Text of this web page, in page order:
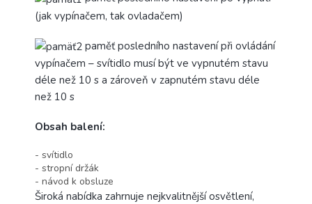
(jak vypínačem, tak ovladačem)
paměť posledního nastavení při ovládání
vypínačem – svítidlo musí být ve vypnutém stavu
déle než 10 s a zároveň v zapnutém stavu déle
než 10 s
Obsah balení:
- svítidlo
- stropní držák
- návod k obsluze
Široká nabídka zahrnuje nejkvalitnější osvětlení,